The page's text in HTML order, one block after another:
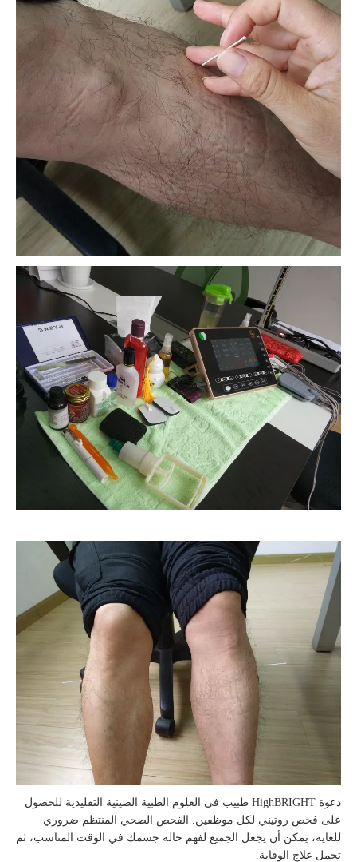
دعوة HighBRIGHT طبيب في العلوم الطبية الصينية التقليدية للحصول
على فحص روتيني لكل موظفين. الفحص الصحي المنتظم ضروري
للغاية، يمكن أن يجعل الجميع لفهم حالة جسمك في الوقت المناسب، ثم
تحمل علاج الوقاية.